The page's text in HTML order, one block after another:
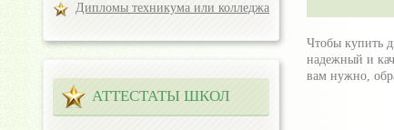
Чтобы купить
надежный и
вам нужно,
Дипломы техникума или колледжа
АТТЕСТАТЫ ШКОЛ